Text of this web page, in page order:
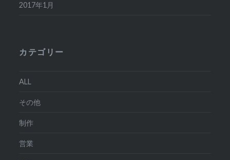
2017年1月
カテゴリー
ALL
その他
制作
営業